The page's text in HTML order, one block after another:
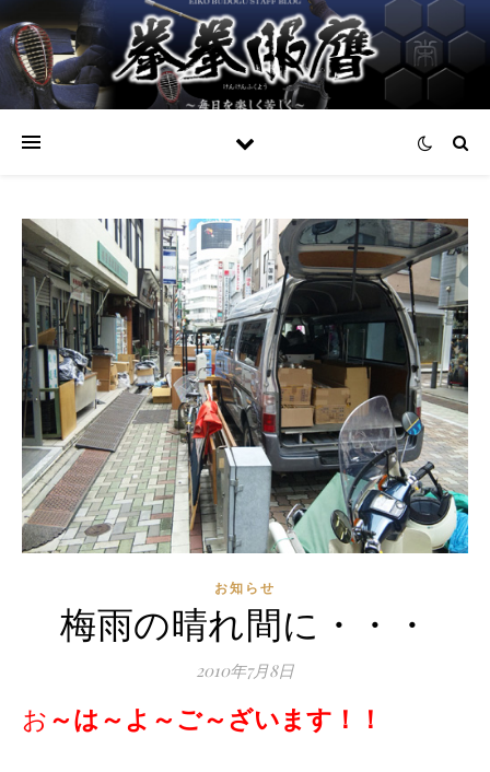
お知らせ
梅雨の晴れ間に・・・
2010年7月8日
お～は～よ～ご～ざいます！！